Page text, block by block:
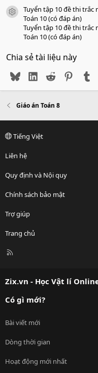
icon tài liệu
Tuyển tập 10 đề thi
Toán 10 (có đáp án)
Tuyển tập 10 đề thi
Toán 10 (có đáp án)
Chia sẻ tài liệu này
BlueskyLinkedIn
Reddit
Giáo án Toán 8
Tiếng Việt
Liên hệ
Quy định và Nội quy
Chính sách bảo mật
Trợ giúp
Trang chủ
R
Zix.vn - Học Vật lí
Có gì mới?
Bài viết mới
Dòng thời gian
Hoạt động mới nhất